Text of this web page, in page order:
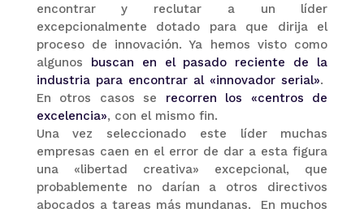
encontrar y reclutar a un líder
excepcionalmente dotado para que dirija el
proceso de innovación. Ya hemos visto como
algunos buscan en el pasado reciente de la
industria para encontrar al «innovador serial».
En otros casos se recorren los «centros de
excelencia», con el mismo fin.
Una vez seleccionado este líder muchas
empresas caen en el error de dar a esta figura
una «libertad creativa» excepcional, que
probablemente no darían a otros directivos
abocados a tareas más mundanas. En muchos